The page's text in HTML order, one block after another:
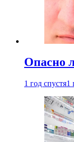
Опасно
1 год спустя1